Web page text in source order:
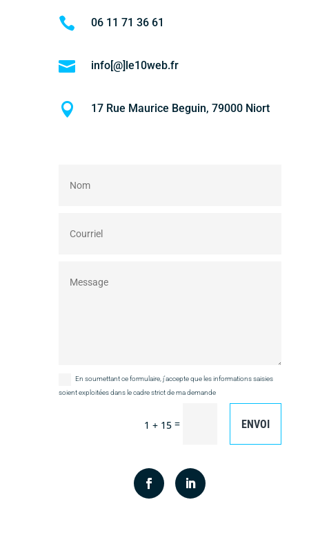
 06 11 71 36 61
 info[@]le10web.fr
 17 Rue Maurice Beguin, 79000 Niort
En soumettant ce formulaire, j'accepte que les informations saisies
soient exploitées dans le cadre strict de ma demande
1 + 15= ENVOI